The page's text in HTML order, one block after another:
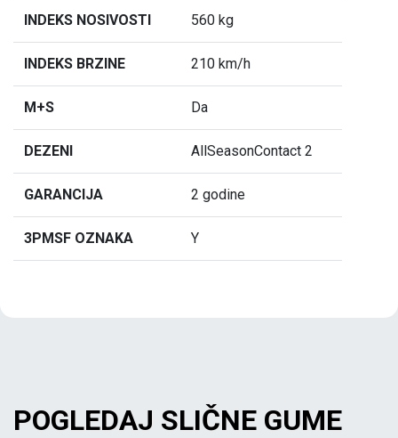
INDEKS NOSIVOSTI 560 kg
INDEKS BRZINE 210 km/h
M+S Da
DEZENI AllSeasonContact 2
GARANCIJA 2 godine
3PMSF OZNAKA Y
POGLEDAJ SLIČNE GUME